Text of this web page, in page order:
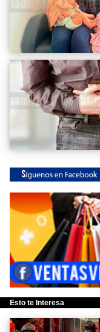
Esto te Interesa